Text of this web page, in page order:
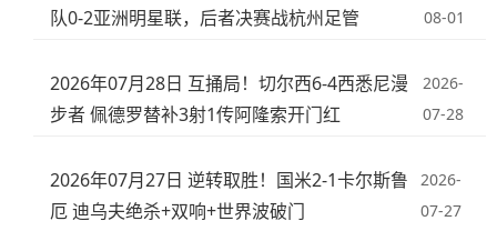
队0-2亚洲明星联，后者决赛战杭州足管
08-01
2026年07月28日 互捅局！切尔西6-4西悉尼漫
步者 佩德罗替补3射1传阿隆索开门红
2026-
07-28
2026年07月27日 逆转取胜！国米2-1卡尔斯鲁
厄 迪乌夫绝杀+双响+世界波破门
2026-
07-27